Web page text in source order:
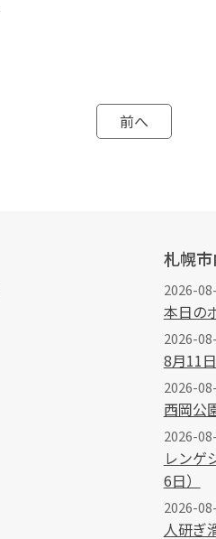
前へ
札幌
2026-
本日の
2026-
8月11
2026-
西岡
2026-
レンゲ
6日）
2026-
人研ぎ